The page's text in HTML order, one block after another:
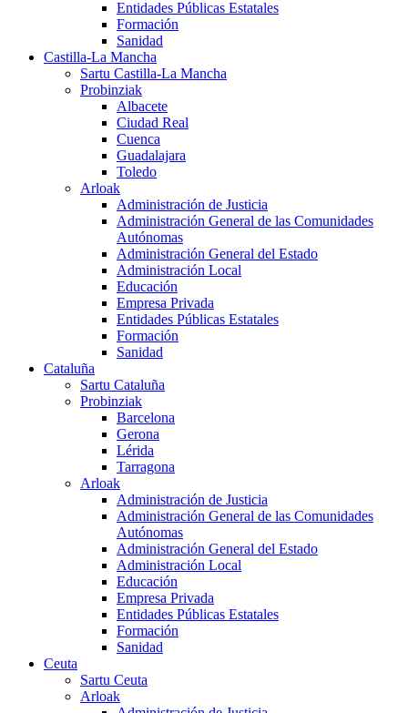
Entidades Públicas Estatales
Formación
Sanidad
Castilla-La Mancha
Sartu Castilla-La Mancha
Probinziak
Albacete
Ciudad Real
Cuenca
Guadalajara
Toledo
Arloak
Administración de Justicia
Administración General de las Comunidades
Autónomas
Administración General del Estado
Administración Local
Educación
Empresa Privada
Entidades Públicas Estatales
Formación
Sanidad
Cataluña
Sartu Cataluña
Probinziak
Barcelona
Gerona
Lérida
Tarragona
Arloak
Administración de Justicia
Administración General de las Comunidades
Autónomas
Administración General del Estado
Administración Local
Educación
Empresa Privada
Entidades Públicas Estatales
Formación
Sanidad
Ceuta
Sartu Ceuta
Arloak